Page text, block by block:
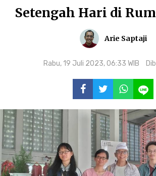
Setengah Hari di
Arie Saptaji
Rabu, 19 Juli 2023, 06:33 WIB